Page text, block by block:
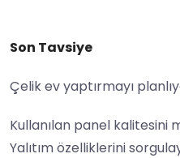
Son Tavsiye
Çelik ev yaptırmayı
Kullanılan panel kalitesini
Yalıtım özelliklerini